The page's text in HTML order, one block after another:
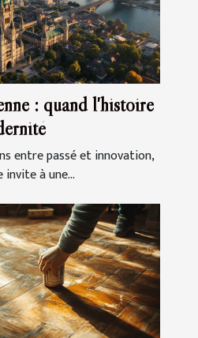
: quand l'histoire
entre passé et innovation,
à une...